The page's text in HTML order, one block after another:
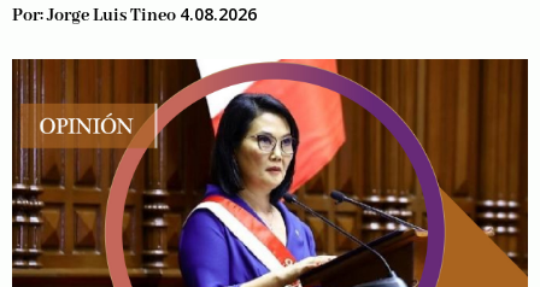
Por:Jorge Luis Tineo 4.08.2026